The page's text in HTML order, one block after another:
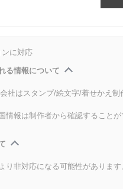
ンに対応
る情報について
社はスタンプ/絵文字/着せかえ
情報は制作者から確認すること
り非対応になる可能性がありま